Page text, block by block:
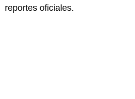
reportes oficiales.